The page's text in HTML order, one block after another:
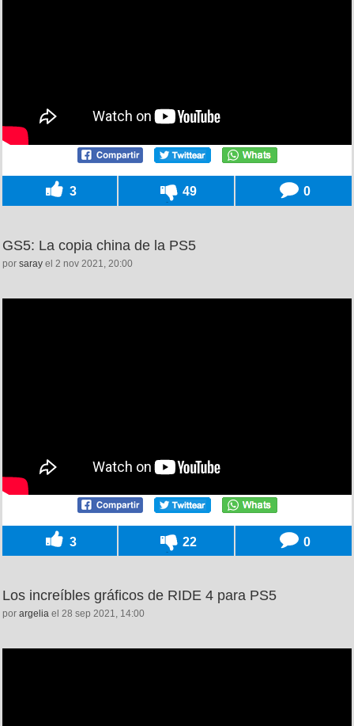
3 49 0
GS5: La copia china de la PS5
por saray el 2 nov 2021, 20:00
3 22 0
Los increíbles gráficos de RIDE 4 para PS5
por argelia el 28 sep 2021, 14:00